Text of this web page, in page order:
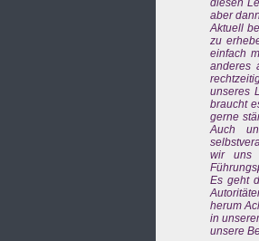
diesen
aber
Aktuell
zu
einfach
anderes
unseres
braucht
gerne
Auch
wir uns
Es geht
herum
in
unsere